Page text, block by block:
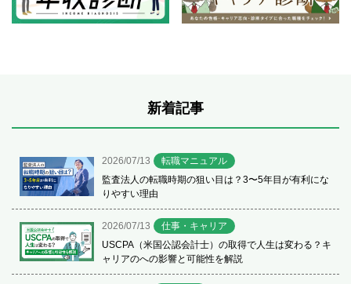
新着記事
2026/07/13
転職マニュアル
監査法人の転職時期の狙い目は？3〜5年目が有利にな
りやすい理由
2026/07/13
仕事・キャリア
USCPA（米国公認会計士）の取得で人生は変わる？キ
ャリアのへの影響と可能性を解説